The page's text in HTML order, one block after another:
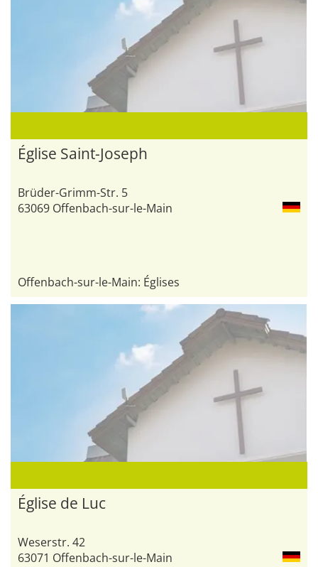
Église Saint-Joseph
Brüder-Grimm-Str. 5
63069 Offenbach-sur-le-Main
Offenbach-sur-le-Main: Églises
Église de Luc
Weserstr. 42
63071 Offenbach-sur-le-Main